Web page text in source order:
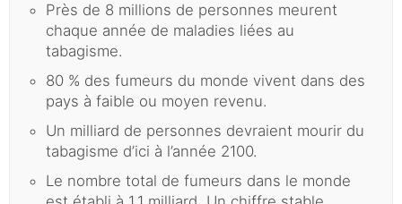
Près de 8 millions de personnes meurent
chaque année de maladies liées au
tabagisme.
80 % des fumeurs du monde vivent dans des
pays à faible ou moyen revenu.
Un milliard de personnes devraient mourir du
tabagisme d’ici à l’année 2100.
Le nombre total de fumeurs dans le monde